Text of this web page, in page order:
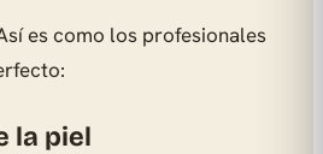
es como los profesionales
la piel